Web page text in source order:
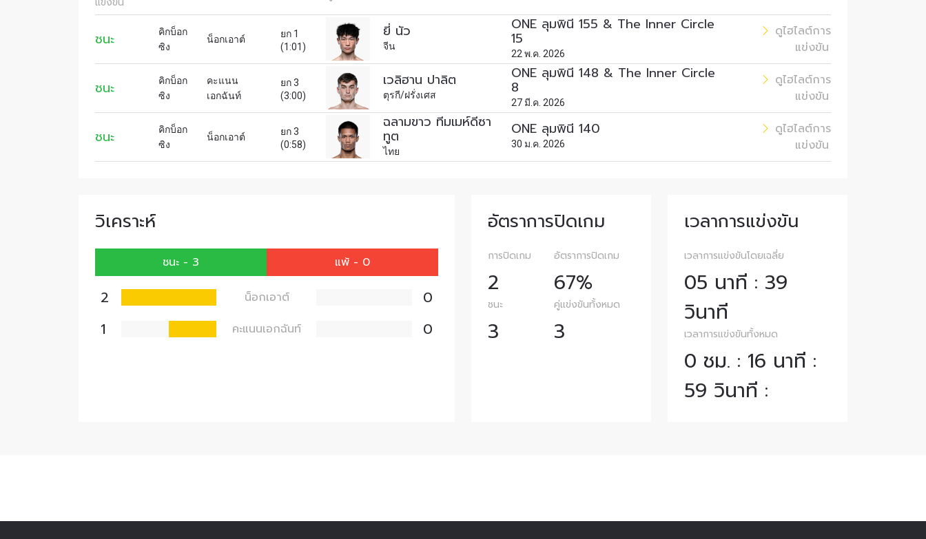
ชนะ
คิกบ็อก
ซิง
น็อกเอาต์
ยก 1
(1:01)
ยี่ นัว
จีน
ONE ลุมพินี 155 & The Inner Circle
15
22 พ.ค. 2026
ดูไฮไลต์การ
แข่งขัน
ชนะ
คิกบ็อก
ซิง
คะแนน
เอกฉันท์
ยก 3
(3:00)
เวลิฮาน ปาลิต
ตุรกี/ฝรั่งเศส
ONE ลุมพินี 148 & The Inner Circle
8
27 มี.ค. 2026
ดูไฮไลต์การ
แข่งขัน
ชนะ
คิกบ็อก
ซิง
น็อกเอาต์
ยก 3
(0:58)
ฉลามขาว ทีมเมห์ดีซา
ทูต
ไทย
ONE ลุมพินี 140
30 ม.ค. 2026
ดูไฮไลต์การ
แข่งขัน
วิเคราะห์
ชนะ - 3 แพ้ - 0
2 น็อกเอาต์
0
1
คะแนนเอกฉันท์ 0
อัตราการปิดเกม
การปิดเกม
2
อัตราการปิดเกม
67%
ชนะ
3
คู่แข่งขันทั้งหมด
3
เวลาการแข่งขัน
เวลาการแข่งขันโดยเฉลี่ย
05 นาที : 39
วินาที
เวลาการแข่งขันทั้งหมด
0 ชม. : 16 นาที :
59 วินาที :
อีเวนต์
ดูไฮไลต์การแข่งขัน
การส่งแบบฟอร์มนี้ถือว่าท่านให้ความยินยอมให้เรารวบรวม ใช้งาน และเปิด
เผยข้อมูลของท่านภายใต้นโยบายความเป็นส่วนตัวของเรา ท่านสามารถยกเลิก
การสมัครรับข่าวสารได้ตลอดเวลา